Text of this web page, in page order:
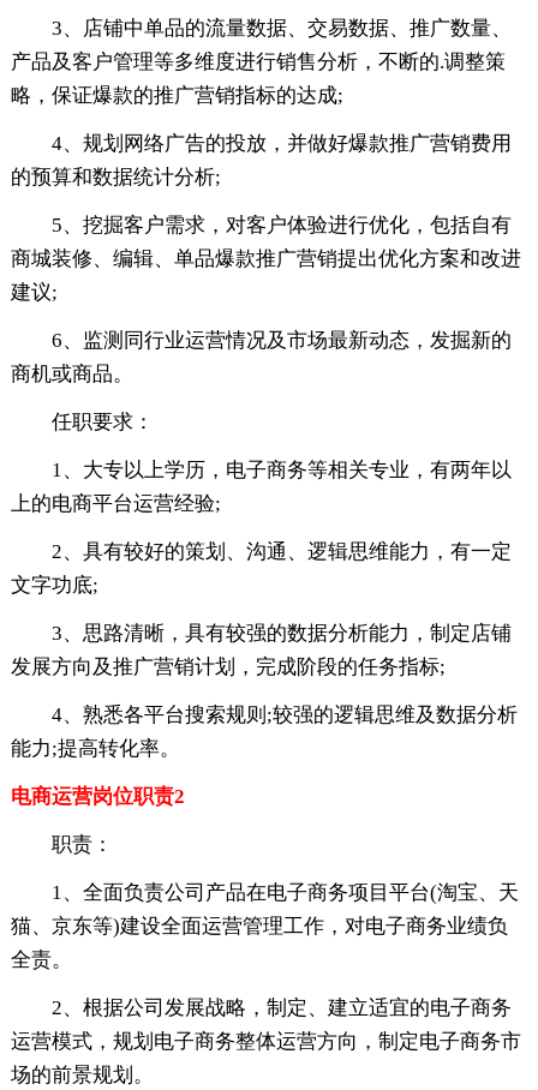
3、店铺中单品的流量数据、交易数据、推广数量、
产品及客户管理等多维度进行销售分析，不断的.调整策
略，保证爆款的推广营销指标的达成;
4、规划网络广告的投放，并做好爆款推广营销费用
的预算和数据统计分析;
5、挖掘客户需求，对客户体验进行优化，包括自有
商城装修、编辑、单品爆款推广营销提出优化方案和改进
建议;
6、监测同行业运营情况及市场最新动态，发掘新的
商机或商品。
任职要求：
1、大专以上学历，电子商务等相关专业，有两年以
上的电商平台运营经验;
2、具有较好的策划、沟通、逻辑思维能力，有一定
文字功底;
3、思路清晰，具有较强的数据分析能力，制定店铺
发展方向及推广营销计划，完成阶段的任务指标;
4、熟悉各平台搜索规则;较强的逻辑思维及数据分析
能力;提高转化率。
电商运营岗位职责2
职责：
1、全面负责公司产品在电子商务项目平台(淘宝、天
猫、京东等)建设全面运营管理工作，对电子商务业绩负
全责。
2、根据公司发展战略，制定、建立适宜的电子商务
运营模式，规划电子商务整体运营方向，制定电子商务市
场的前景规划。